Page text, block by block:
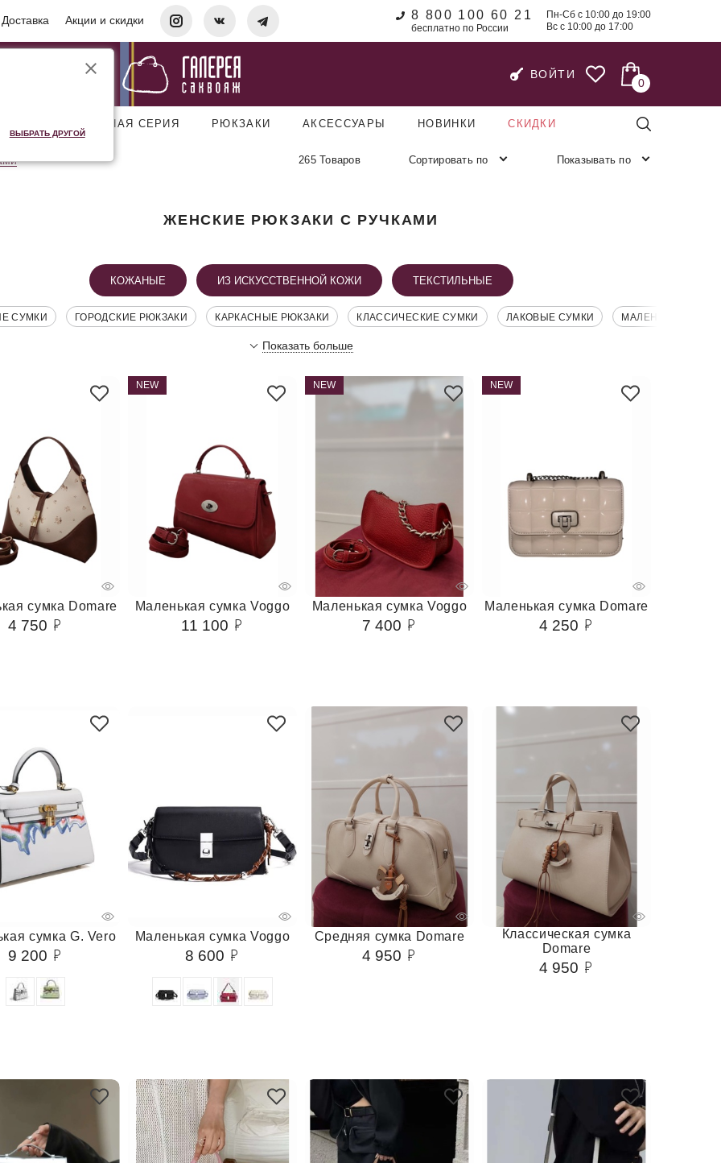
Доставка Акции и скидки 8 800 100 60 21
бесплатно по России
Пн-Сб с 10:00 до 19:00
Вс с 10:00 до 17:00
ВОЙТИ
0
ДОРОЖНАЯ СЕРИЯ РЮКЗАКИ АКСЕССУАРЫ НОВИНКИ СКИДКИ
265 Товаров Сортировать по Показывать по
ЖЕНСКИЕ РЮКЗАКИ С РУЧКАМИ
КОЖАНЫЕ ИЗ ИСКУССТВЕННОЙ КОЖИ ТЕКСТИЛЬНЫЕ
СУМКИ ГОРОДСКИЕ РЮКЗАКИ КАРКАСНЫЕ РЮКЗАКИ КЛАССИЧЕСКИЕ СУМКИ ЛАКОВЫЕ СУМКИ МАЛЕНЬКИЕ
Показать больше
сумка Domare
4 750
NEW
Маленькая сумка Voggo
11 100
NEW
Маленькая сумка Voggo
7 400
NEW
Маленькая сумка Domare
4 250
сумка G. Vero
9 200
Маленькая сумка Voggo
8 600
Средняя сумка Domare
4 950
Классическая сумка
Domare
4 950
ВЫБРАТЬ ДРУГОЙ